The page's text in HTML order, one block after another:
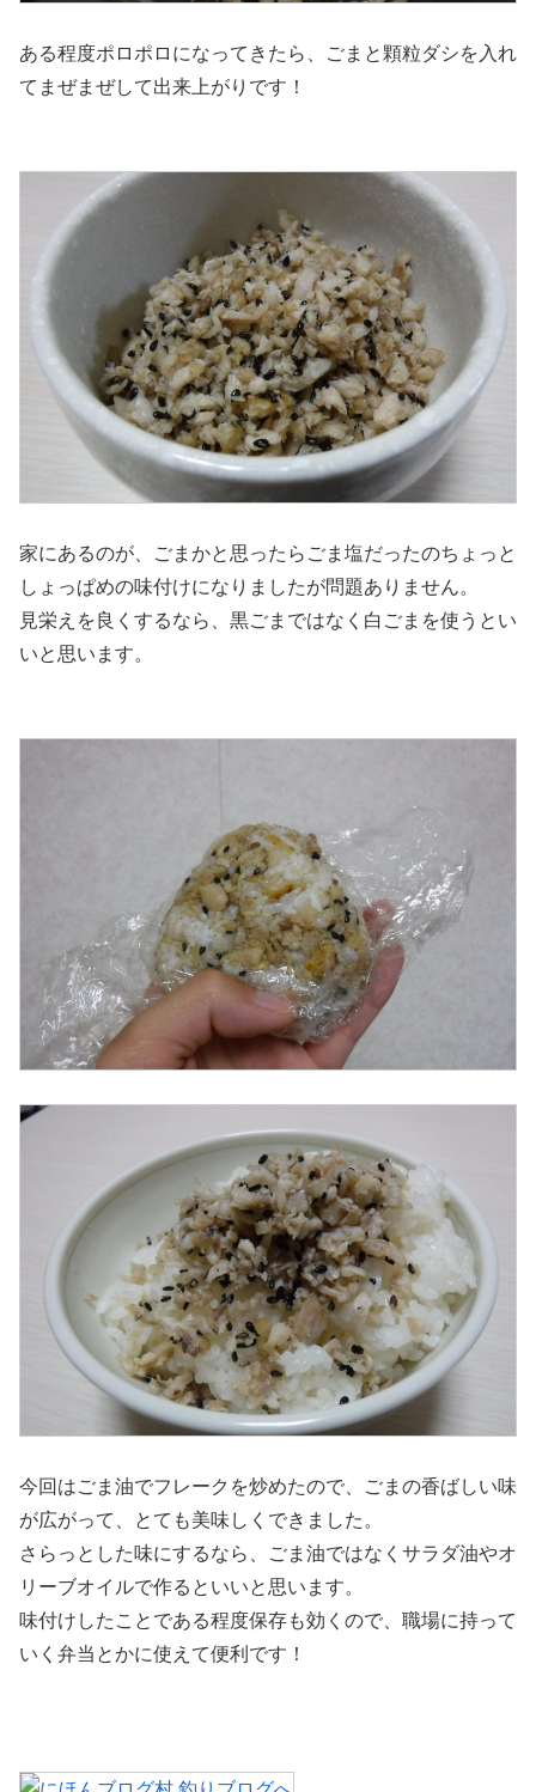
ある程度ポロポロになってきたら、ごまと顆粒ダシを入れ
てまぜまぜして出来上がりです！
家にあるのが、ごまかと思ったらごま塩だったのちょっと
しょっぱめの味付けになりましたが問題ありません。
見栄えを良くするなら、黒ごまではなく白ごまを使うとい
いと思います。
今回はごま油でフレークを炒めたので、ごまの香ばしい味
が広がって、とても美味しくできました。
さらっとした味にするなら、ごま油ではなくサラダ油やオ
リーブオイルで作るといいと思います。
味付けしたことである程度保存も効くので、職場に持って
いく弁当とかに使えて便利です！